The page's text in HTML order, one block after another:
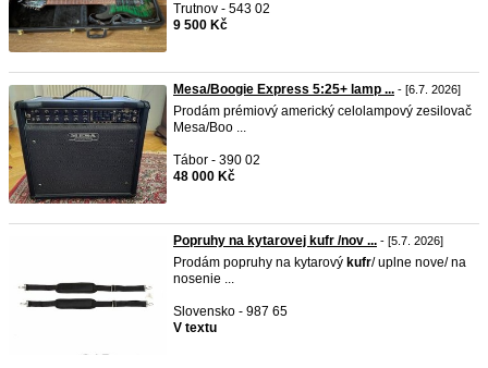
Trutnov - 543 02
9 500 Kč
Mesa/Boogie Express 5:25+ lamp ... - [6.7. 2026]
Prodám prémiový americký celolampový zesilovač
Mesa/Boo ...
Tábor - 390 02
48 000 Kč
Popruhy na kytarovej kufr /nov ... - [5.7. 2026]
Prodám popruhy na kytarový kufr/ uplne nove/ na
nosenie ...
Slovensko - 987 65
V textu